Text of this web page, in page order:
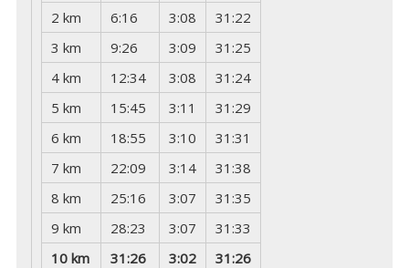
2 km
6:16 3:08
31:22
3 km
9:26 3:09
31:25
4 km
12:34 3:08
31:24
5 km
15:45 3:11
31:29
6 km
18:55 3:10
31:31
7 km
22:09 3:14
31:38
8 km
25:16 3:07
31:35
9 km
28:23 3:07
31:33
10 km
31:26 3:02 31:26